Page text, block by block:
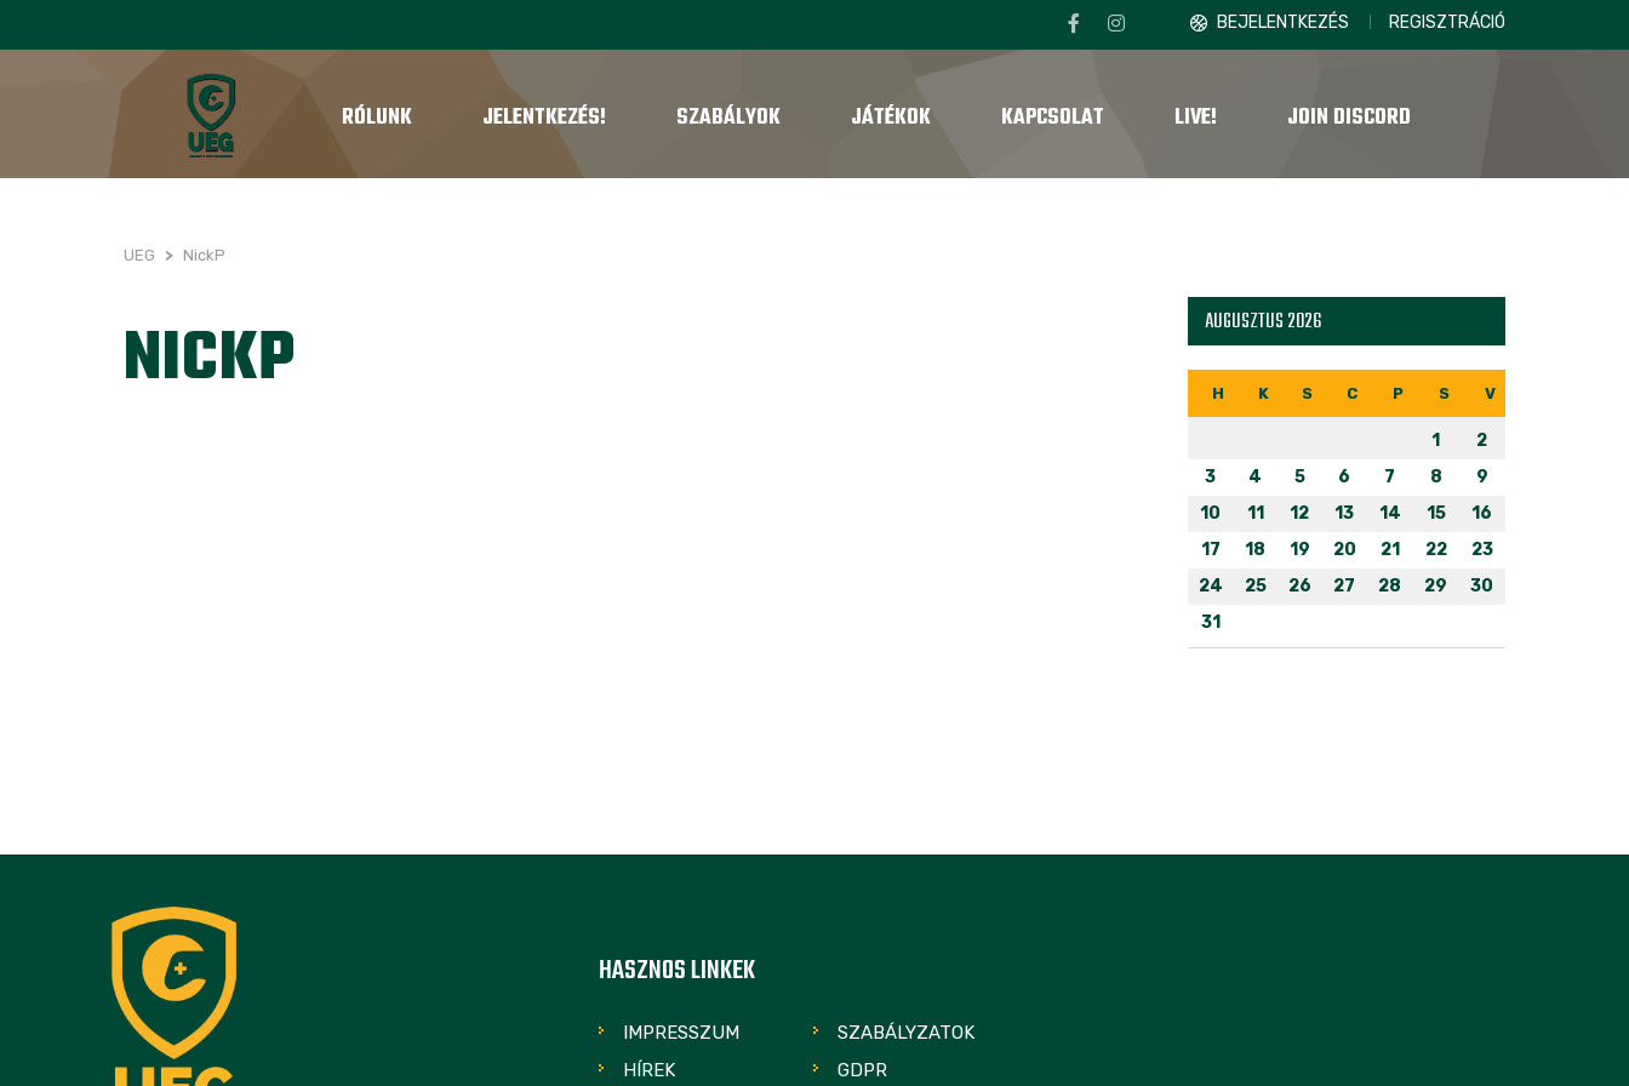
BEJELENTKEZÉS REGISZTRÁCIÓ
RÓLUNK JELENTKEZÉS! SZABÁLYOK JÁTÉKOK KAPCSOLAT LIVE! JOIN DISCORD
UEG > NickP
NICKP AUGUSZTUS 2026
H K S C P S V
1
2
3
4 5 6 7 8
9
10
11 12 13 14 15
16
17
18 19 20 21 22
23
24
25 26 27 28 29
30
31
HASZNOS LINKEK
IMPRESSZUM
SZABÁLYZATOK
HÍREK
GDPR